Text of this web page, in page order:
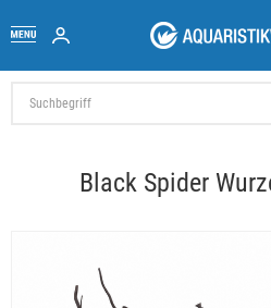
Black Spider